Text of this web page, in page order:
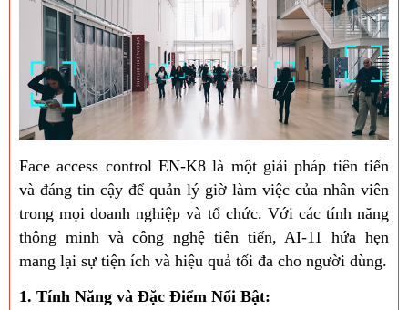
Face access control EN-K8 là một giải pháp tiên tiến
và đáng tin cậy để quản lý giờ làm việc của nhân viên
trong mọi doanh nghiệp và tổ chức. Với các tính năng
thông minh và công nghệ tiên tiến, AI-11 hứa hẹn
mang lại sự tiện ích và hiệu quả tối đa cho người dùng.
1. Tính Năng và Đặc Điểm Nổi Bật: